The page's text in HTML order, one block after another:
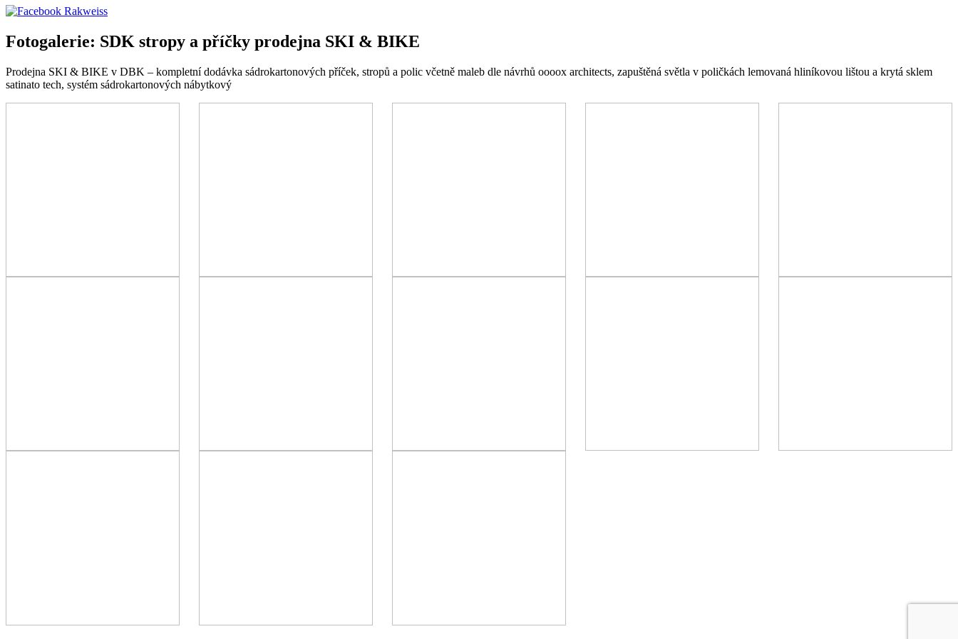
Fotogalerie: SDK stropy a příčky prodejna SKI & BIKE
Prodejna SKI & BIKE v DBK – kompletní dodávka sádrokartonových příček, stropů a polic včetně maleb dle návrhů oooox architects, zapuštěná světla v poličkách lemovaná hliníkovou lištou a krytá sklem
satinato tech, systém sádrokartonových nábytkový